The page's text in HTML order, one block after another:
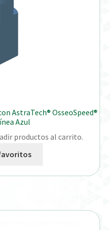
AstraTech® OsseoSpeed®
Azul
productos al carrito.